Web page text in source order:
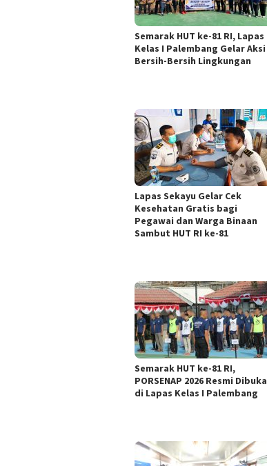
Semarak HUT ke-81 RI, Lapas
Kelas I Palembang Gelar Aksi
Bersih-Bersih Lingkungan
Lapas Sekayu Gelar Cek
Kesehatan Gratis bagi
Pegawai dan Warga Binaan
Sambut HUT RI ke-81
Semarak HUT ke-81 RI,
PORSENAP 2026 Resmi Dibuka
di Lapas Kelas I Palembang